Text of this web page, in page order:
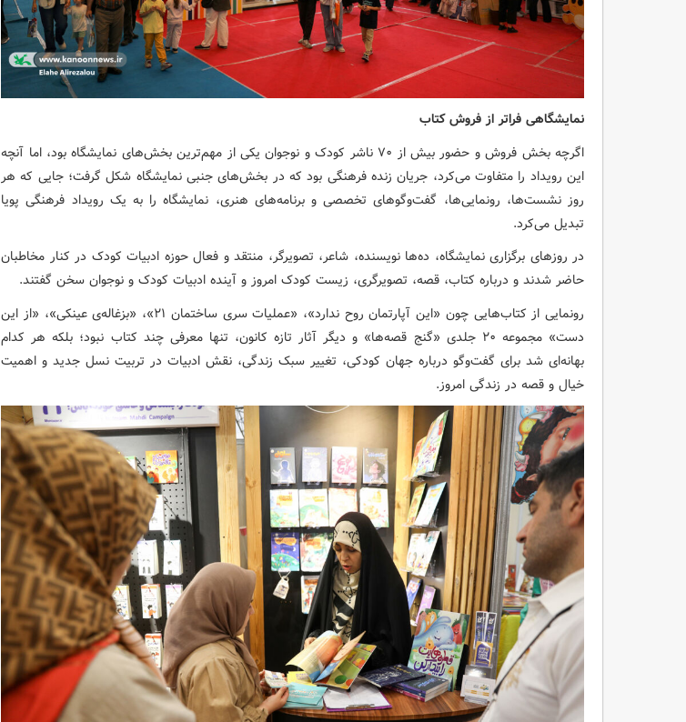
نمایشگاهی فراتر از فروش کتاب
اگرچه بخش فروش و حضور بیش از ۷۰ ناشر کودک و نوجوان یکی از مهم‌ترین بخش‌های نمایشگاه بود، اما آنچه
این رویداد را متفاوت می‌کرد، جریان زنده فرهنگی بود که در بخش‌های جنبی نمایشگاه شکل گرفت؛ جایی که هر
روز نشست‌ها، رونمایی‌ها، گفت‌وگوهای تخصصی و برنامه‌های هنری، نمایشگاه را به یک رویداد فرهنگی پویا
تبدیل می‌کرد.
در روزهای برگزاری نمایشگاه، ده‌ها نویسنده، شاعر، تصویرگر، منتقد و فعال حوزه ادبیات کودک در کنار مخاطبان
حاضر شدند و درباره کتاب، قصه، تصویرگری، زیست کودک امروز و آینده ادبیات کودک و نوجوان سخن گفتند.
رونمایی از کتاب‌هایی چون «این آپارتمان روح ندارد»، «عملیات سری ساختمان ۲۱»، «بزغاله‌ی عینکی»، «از این
دست» مجموعه ۲۰ جلدی «گنج قصه‌ها» و دیگر آثار تازه کانون، تنها معرفی چند کتاب نبود؛ بلکه هر کدام
بهانه‌ای شد برای گفت‌وگو درباره جهان کودکی، تغییر سبک زندگی، نقش ادبیات در تربیت نسل جدید و اهمیت
خیال و قصه در زندگی امروز.